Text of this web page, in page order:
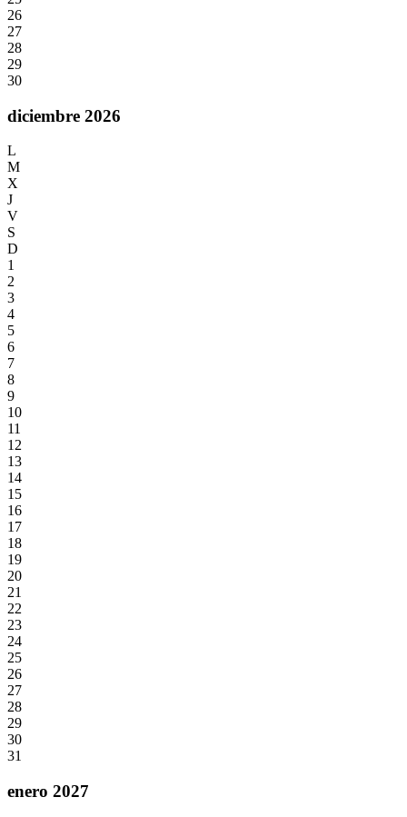
26
27
28
29
30
diciembre 2026
L
M
X
J
V
S
D
1
2
3
4
5
6
7
8
9
10
11
12
13
14
15
16
17
18
19
20
21
22
23
24
25
26
27
28
29
30
31
enero 2027